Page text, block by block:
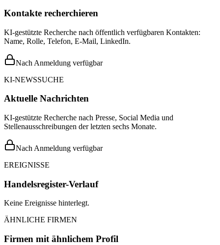
Kontakte recherchieren
KI-gestützte Recherche nach öffentlich verfügbaren Kontakten:
Name, Rolle, Telefon, E-Mail, LinkedIn.
Nach Anmeldung verfügbar
KI-NEWSSUCHE
Aktuelle Nachrichten
KI-gestützte Recherche nach Presse, Social Media und
Stellenausschreibungen der letzten sechs Monate.
Nach Anmeldung verfügbar
EREIGNISSE
Handelsregister-Verlauf
Keine Ereignisse hinterlegt.
ÄHNLICHE FIRMEN
Firmen mit ähnlichem Profil